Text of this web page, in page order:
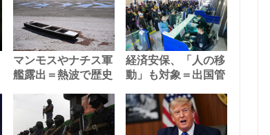
マンモスやナチス軍
艦露出＝熱波で歴史
経済安保、「人の移
動」も対象＝出国管